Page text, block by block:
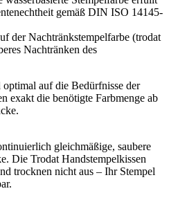
gemäß DIN ISO 14145-
der Nachtränkstempelfarbe (trodat
Nachtränken des
auf die Bedürfnisse der
exakt die benötigte Farbmenge ab
gleichmäßige, saubere
Die Trodat Handstempelkissen
trocknen nicht aus – Ihr Stempel